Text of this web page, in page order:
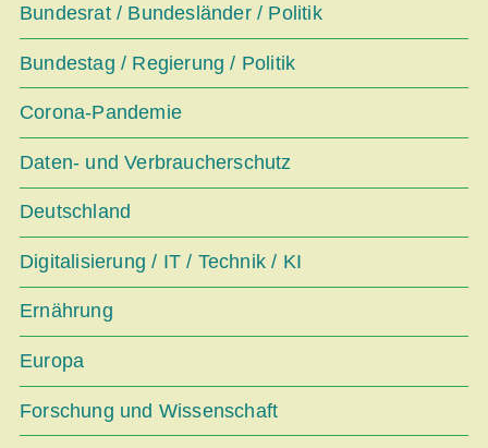
Bundesrat / Bundesländer / Politik
Bundestag / Regierung / Politik
Corona-Pandemie
Daten- und Verbraucherschutz
Deutschland
Digitalisierung / IT / Technik / KI
Ernährung
Europa
Forschung und Wissenschaft